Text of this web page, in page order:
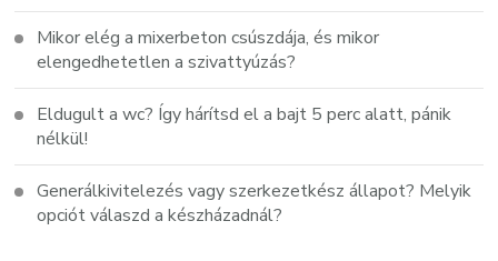
Mikor elég a mixerbeton csúszdája, és mikor
elengedhetetlen a szivattyúzás?
Eldugult a wc? Így hárítsd el a bajt 5 perc alatt, pánik
nélkül!
Generálkivitelezés vagy szerkezetkész állapot? Melyik
opciót válaszd a készházadnál?